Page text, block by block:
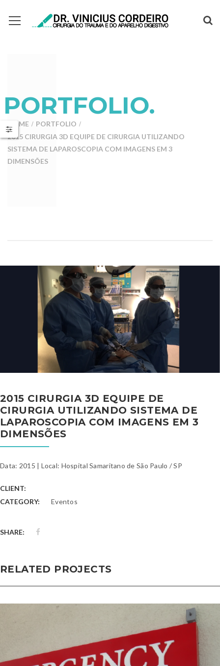
PORTFOLIO.
HOME
PORTFOLIO
2015 CIRURGIA 3D EQUIPE DE CIRURGIA UTILIZANDO
SISTEMA DE LAPAROSCOPIA COM IMAGENS EM 3
DIMENSÕES
2015 CIRURGIA 3D EQUIPE DE
CIRURGIA UTILIZANDO SISTEMA DE
LAPAROSCOPIA COM IMAGENS EM 3
DIMENSÕES
Data: 2015 | Local: Hospital Samaritano de São Paulo / SP
CLIENT:
CATEGORY:
Eventos
SHARE:
RELATED PROJECTS